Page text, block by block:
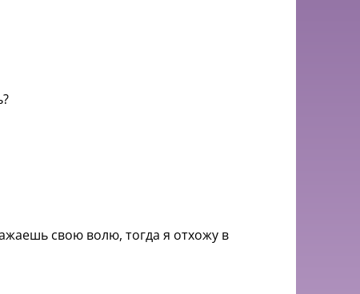
свою волю, тогда я отхожу в